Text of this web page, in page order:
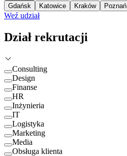
Gdańsk
Katowice Kraków Poznań
Weź udział
Dział rekrutacji
Consulting
Design
Finanse
HR
Inżynieria
IT
Logistyka
Marketing
Media
Obsługa klienta